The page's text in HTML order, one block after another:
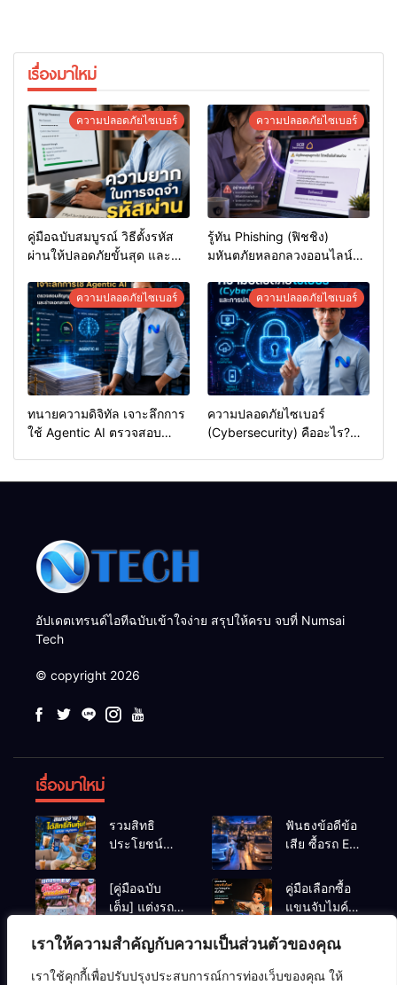
เราให้ความสำคัญกับความเป็นส่วนตัวของคุณ
เราใช้คุกกี้เพื่อปรับปรุงประสบการณ์การท่องเว็บของคุณ ให้
เรื่องมาใหม่
ความปลอดภัยไซเบอร์
คู่มือฉบับสมบูรณ์ วิธีตั้งรหัส
ผ่านให้ปลอดภัยขั้นสุด และ
Manager อย่างมืออาชีพ
ความปลอดภัยไซเบอร์
รู้ทัน Phishing (ฟิชชิง)
มหันตภัยหลอกลวงออนไลน์คือ
ตัว
ความปลอดภัยไซเบอร์
ทนายความดิจิทัล เจาะลึกการ
ใช้ Agentic AI ตรวจสอบ
ความปลอดภัยไซเบอร์
ความปลอดภัยไซเบอร์
(Cybersecurity) คืออะไร?
อัปเดตเทรนด์ไอทีฉบับเข้าใจง่าย สรุปให้ครบ จบที่ Numsai
Tech
© copyright 2026
เรื่องมาใหม่
รวมสิทธิ
ประโยชน์
หมูกระทะ เมื่อ
สแกนจ่ายด้วย
Virtual Bank
ยอดฮิต
(อัปเดตล่าสุด)
ฟันธงข้อดีข้อ
เสีย ซื้อรถ EV
Eco Car ช่วง
เรียนมหา’ลัย
แบบไหนเวิร์
กกว่า?
[คู่มือฉบับ
เต็ม] แต่งรถ
Y2K! งบหลัก
หมื่น) ให้น่า
คู่มือเลือกซื้อ
แขนจับไมค์
ตั้งโต๊ะ ยก
สตรีมมิ่ง/ยูทูบ